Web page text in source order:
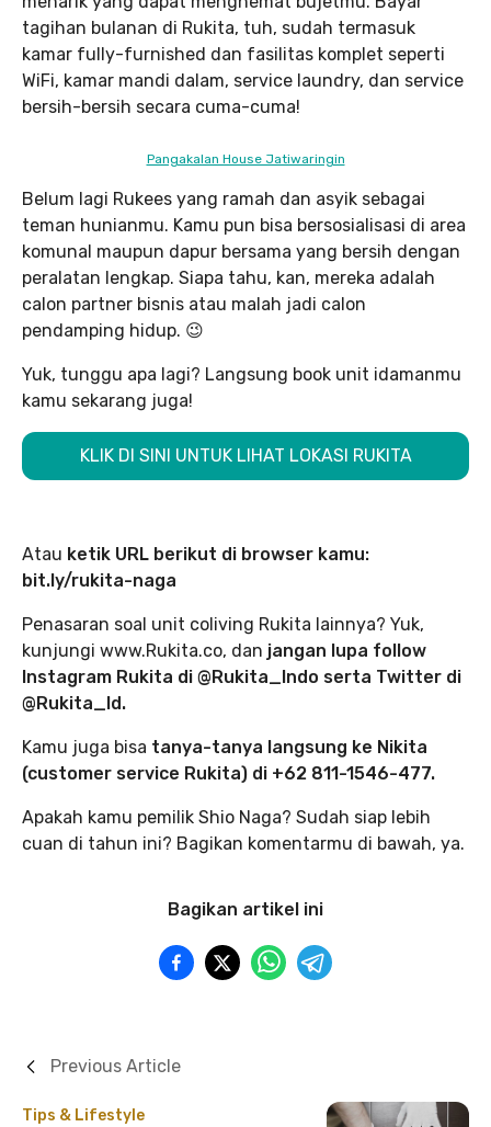
tagihan bulanan di Rukita, tuh, sudah termasuk
kamar fully-furnished dan fasilitas komplet seperti
WiFi, kamar mandi dalam, service laundry, dan service
bersih-bersih secara cuma-cuma!
Pangakalan House Jatiwaringin
Belum lagi Rukees yang ramah dan asyik sebagai
teman hunianmu. Kamu pun bisa bersosialisasi di area
komunal maupun dapur bersama yang bersih dengan
peralatan lengkap. Siapa tahu, kan, mereka adalah
calon partner bisnis atau malah jadi calon
pendamping hidup. 😉
Yuk, tunggu apa lagi? Langsung book unit idamanmu
kamu sekarang juga!
KLIK DI SINI UNTUK LIHAT LOKASI RUKITA
Atau ketik URL berikut di browser kamu:
bit.ly/rukita-naga
Penasaran soal unit coliving Rukita lainnya? Yuk,
kunjungi www.Rukita.co, dan jangan lupa follow
Instagram Rukita di @Rukita_Indo serta Twitter di
@Rukita_Id.
Kamu juga bisa tanya-tanya langsung ke Nikita
(customer service Rukita) di +62 811-1546-477.
Apakah kamu pemilik Shio Naga? Sudah siap lebih
cuan di tahun ini? Bagikan komentarmu di bawah, ya.
Bagikan artikel ini
Tips & Lifestyle
Previous Article